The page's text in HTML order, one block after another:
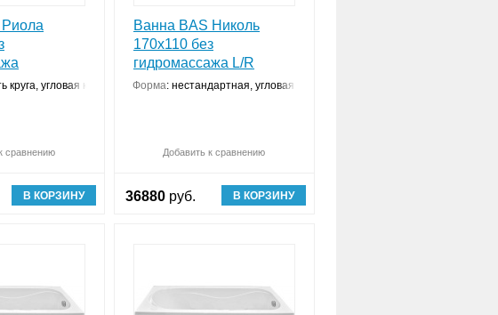
круга, угловая конструкция
сравнению Обновляю список
В КОРЗИНУ
Ванна BAS Николь
170х110 без
гидромассажа L/R
Форма: нестандартная, угловая конструкция
Добавить к сравнению
36880 руб. В КОРЗИНУ